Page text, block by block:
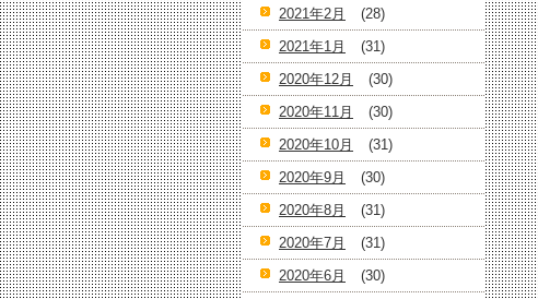
2021年2月
(28)
2021年1月
(31)
2020年12月
(30)
2020年11月
(30)
2020年10月
(31)
2020年9月
(30)
2020年8月
(31)
2020年7月
(31)
2020年6月
(30)